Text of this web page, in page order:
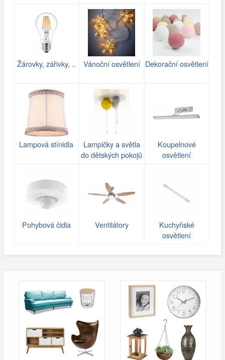
Žárovky, zářivky, .. Vánoční osvětlení Dekorační osvětlení
Lampová stínidla
Lampičky a světla
do dětských pokojů
Koupelnové
osvětlení
Pohybová čidla Ventilátory
Kuchyňské
osvětlení